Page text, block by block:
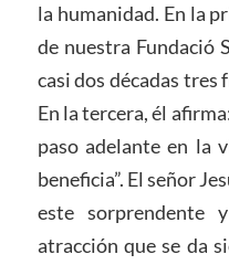
la humanidad. En la
de nuestra Fundació
casi dos décadas tres
En la tercera, él
paso adelante en la
beneficia”. El señor
este sorprendente
atracción que se da